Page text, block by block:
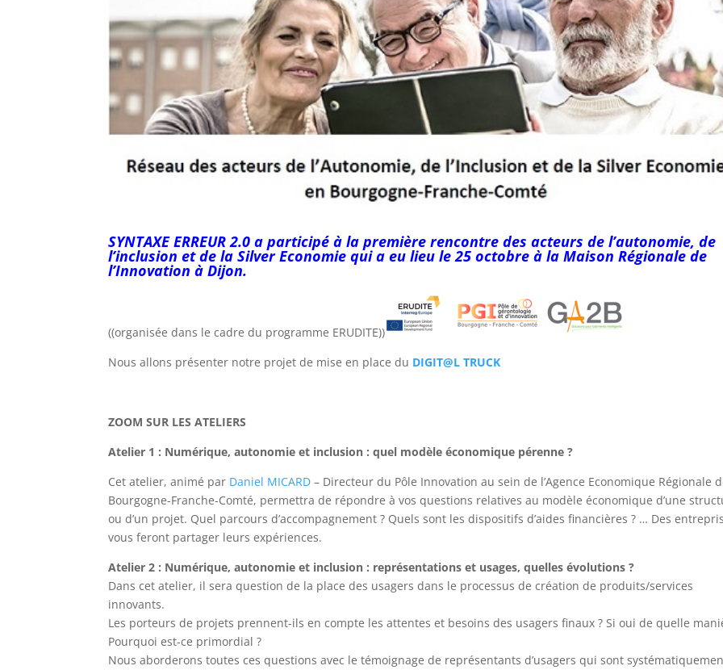
SYNTAXE ERREUR 2.0 a participé à la première rencontre des acteurs de l’autonomie, de
l’inclusion et de la Silver Economie qui a eu lieu le 25 octobre à la Maison Régionale de
l’Innovation à Dijon.
((organisée dans le cadre du programme ERUDITE))
Nous allons présenter notre projet de mise en place du DIGIT@L TRUCK
ZOOM SUR LES ATELIERS
Atelier 1 : Numérique, autonomie et inclusion : quel modèle économique pérenne ?
Cet atelier, animé par Daniel MICARD – Directeur du Pôle Innovation au sein de l’Agence Economique Régionale
Bourgogne-Franche-Comté, permettra de répondre à vos questions relatives au modèle économique d’une
ou d’un projet. Quel parcours d’accompagnement ? Quels sont les dispositifs d’aides financières ? … Des
vous feront partager leurs expériences.
Atelier 2 : Numérique, autonomie et inclusion : représentations et usages, quelles évolutions ?
Dans cet atelier, il sera question de la place des usagers dans le processus de création de produits/services
innovants.
Les porteurs de projets prennent-ils en compte les attentes et besoins des usagers finaux ? Si oui de quelle
Pourquoi est-ce primordial ?
Nous aborderons toutes ces questions avec le témoignage de représentants d’usagers qui sont